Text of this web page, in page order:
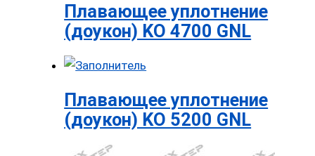
Плавающее уплотнение
(доукон) KO 4700 GNL
Плавающее уплотнение
(доукон) KO 5200 GNL